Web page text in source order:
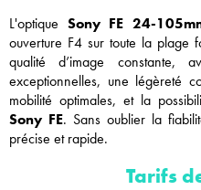
L'optique Sony FE 24-
ouverture F4 sur toute la plage
qualité d’image constante,
exceptionnelles, une légèreté
mobilité optimales, et la
Sony FE. Sans oublier la
précise et rapide.
Tarifs